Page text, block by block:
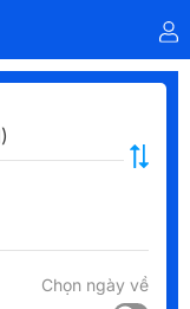
Chọn ngày về